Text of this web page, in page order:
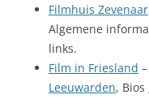
Filmhuis Zevenaar
Algemene
links.
Film in Friesland
Leeuwarden, Bios